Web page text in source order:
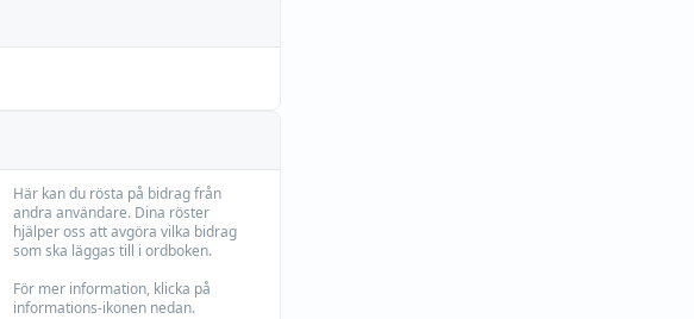
Här kan du rösta på bidrag från
andra användare. Dina röster
hjälper oss att avgöra vilka bidrag
som ska läggas till i ordboken.
För mer information, klicka på
informations-ikonen nedan.